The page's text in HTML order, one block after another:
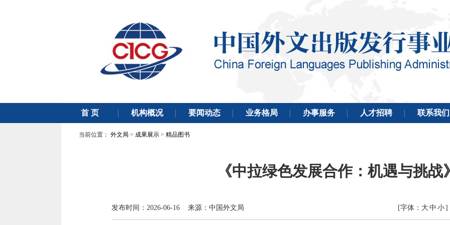
当前位置： 外文局 > 成果展示 > 精品图书
《中拉绿色发展合作：机遇与挑战
发布时间：2026-06-16 来源：中国外文局 [字体： 大中 小]